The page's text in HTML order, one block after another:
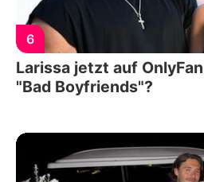
6
Larissa jetzt auf
"Bad Boyfriends"?